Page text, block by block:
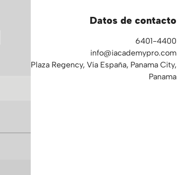
Datos de contacto
6401-4400
info@iacademypro.com
Plaza Regency, Vía España, Panama City,
Panama